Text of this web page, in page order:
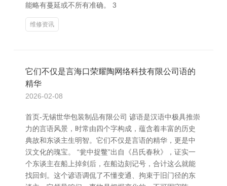
能略有蔓延或不所有准确。 3
维修资讯
它们不仅是言海口荣耀陶网络科技有限公司语的
精华
2026-02-08
首页-无锡世华包装制品有限公司 谚语是汉语中极具推崇
力的言语风景，时常由四个字构成，蕴含着丰富的历史
典故和东谈主生明智。它们不仅是言语的精华，更是中
汉文化的瑰宝。 “瓮中捉鳖”出自《吕氏春秋》，证实一
个东谈主在船上掉剑后，在船边刻记号，合计这么就能
找回剑。这个谚语调侃了不懂变通、拘束于旧门径的东